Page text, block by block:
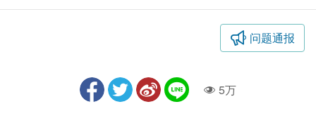
问题通报
人气5万